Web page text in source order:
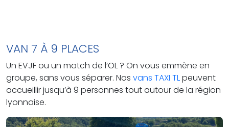
VAN 7 À 9 PLACES
Un EVJF ou un match de l’OL ? On vous emmène en
groupe, sans vous séparer. Nos vans TAXI TLpeuvent
accueillir jusqu’à 9 personnes tout autour de la région
lyonnaise.